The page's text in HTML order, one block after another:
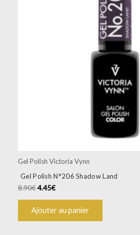
Gel Polish Victoria Vynn
Gel Polish N°206 Shadow Land
8.90€4.45€
Ajouter au panier